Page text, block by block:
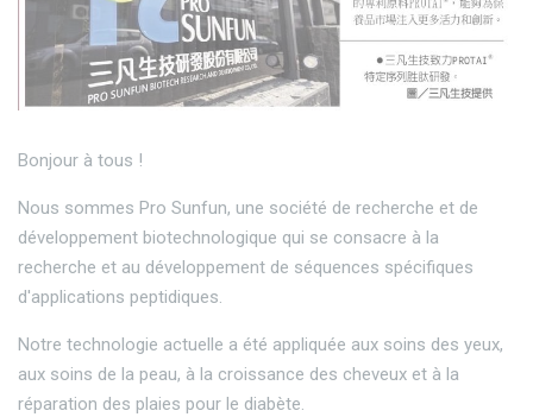
Bonjour à tous !
Nous sommes Pro Sunfun, une société de recherche et de
développement biotechnologique qui se consacre à la
recherche et au développement de séquences spécifiques
d'applications peptidiques.
Notre technologie actuelle a été appliquée aux soins des yeux,
aux soins de la peau, à la croissance des cheveux et à la
réparation des plaies pour le diabète.